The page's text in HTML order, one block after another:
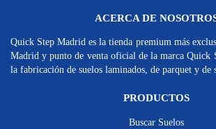
ACERCA DE
Quick Step Madrid es la tienda premium más
Madrid y punto de venta oficial de la marca Quick
la fabricación de suelos laminados, de parquet y de
PRODUCTOS
Buscar Suelos